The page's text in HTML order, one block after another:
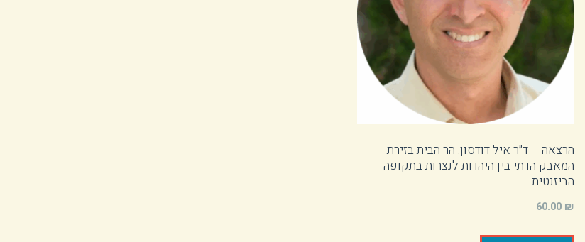
הרצאה – ד״ר איל דודסון: הר הבית בזירת
המאבק הדתי בין היהדות לנצרות בתקופה
הביזנטית
60.00 ₪